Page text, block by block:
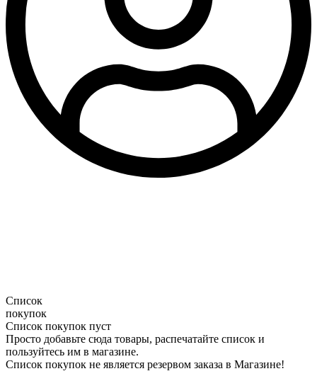
Список
покупок
Список покупок пуст
Просто добавьте сюда товары, распечатайте список и
пользуйтесь им в магазине.
Список покупок не является резервом заказа в Магазине!